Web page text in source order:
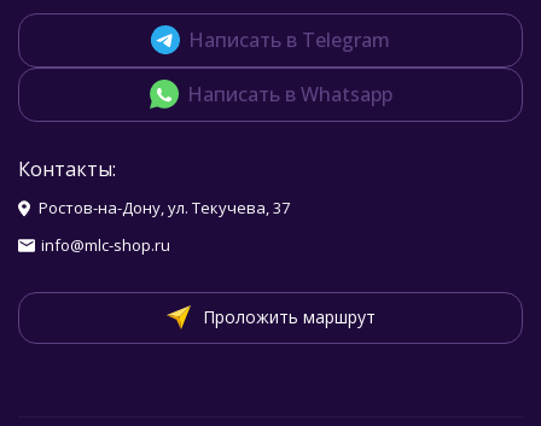
Написать в Telegram
Написать в Whatsapp
Контакты:
Ростов-на-Дону, ул. Текучева, 37
info@mlc-shop.ru
Проложить маршрут